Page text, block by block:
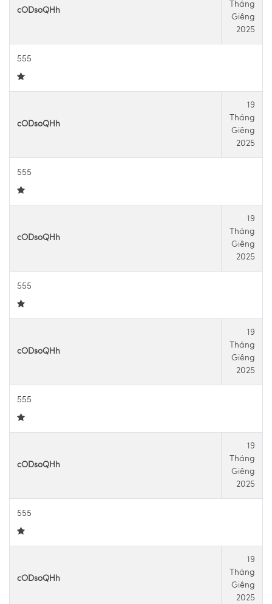
cODsoQHh
Tháng
Giêng
2025
555
cODsoQHh
19
Tháng
Giêng
2025
555
cODsoQHh
19
Tháng
Giêng
2025
555
cODsoQHh
19
Tháng
Giêng
2025
555
cODsoQHh
19
Tháng
Giêng
2025
555
cODsoQHh
19
Tháng
Giêng
2025